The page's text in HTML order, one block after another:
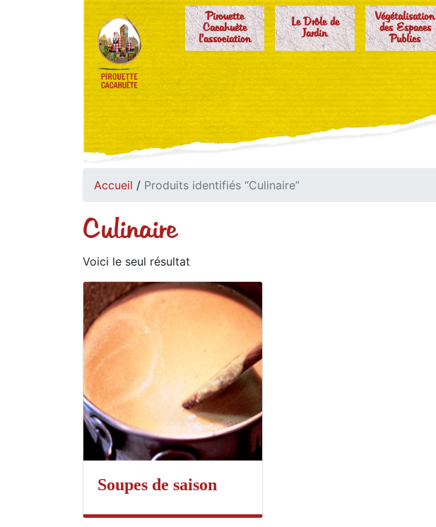
Pirouette
Cacahuète
l'association
Le Drôle de
Jardin
Végétalisation
des Espaces
Publics
Accueil / Produits identifiés “Culinaire”
Culinaire
Voici le seul résultat
Soupes de saison